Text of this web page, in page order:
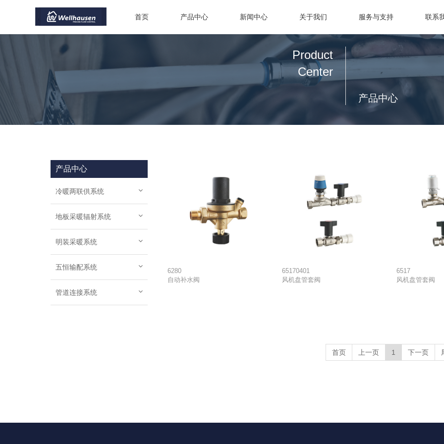
首页 产品中心 新闻中心 关于我们 服务与支持 联系
Product
Center
产品中心
产品中心
冷暖两联供系统
地板采暖辐射系统
明装采暖系统
五恒输配系统
管道连接系统
6280
自动补水阀
65170401
风机盘管套阀
6517
风机盘管套阀
首页 上一页 1 下一页